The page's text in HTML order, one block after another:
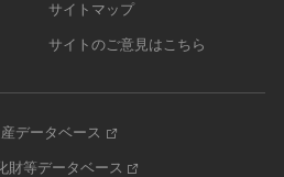
サイトマップ
サイトのご意見はこちら
データベース
財等データベース